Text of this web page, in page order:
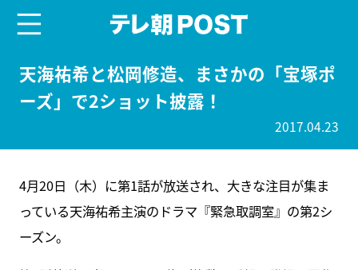
天海祐希と松岡修造、まさかの「宝塚ポ
ーズ」で2ショット披露！
2017.04.23
4月20日（木）に第1話が放送され、大きな注目が集ま
っている天海祐希主演のドラマ『緊急取調室』の第2シ
ーズン。